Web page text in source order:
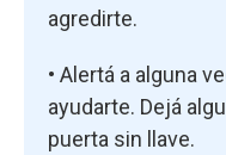
agredirte.
• Alertá a alguna
ayudarte. Dejá
puerta sin llave.